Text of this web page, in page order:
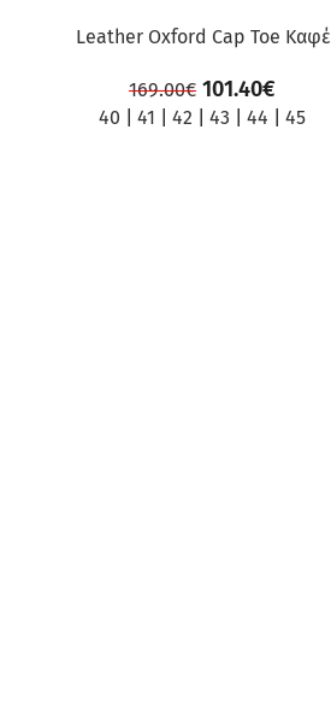
Leather Oxford Cap Toe Καφέ
169.00€ 101.40€
40 41 42 43 44 45